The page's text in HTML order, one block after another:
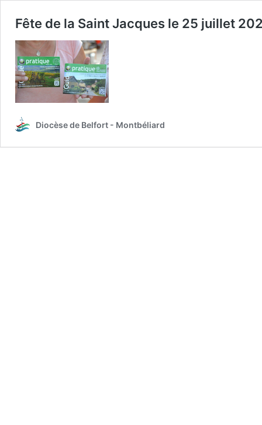
Fête de la Saint Jacques le 25 juillet
Diocèse de Belfort - Montbéliard